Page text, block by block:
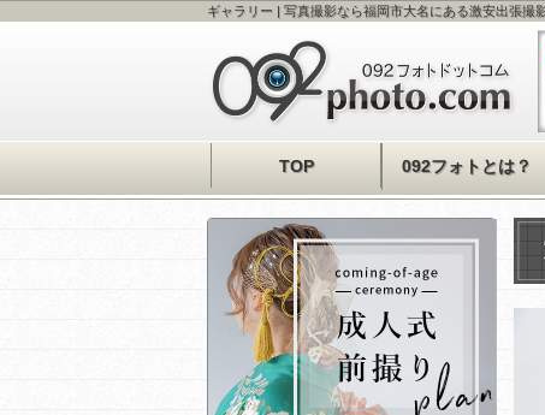
ギャラリー | 写真撮影なら福岡市大名にある激安出張撮
TOP 092フォトとは？